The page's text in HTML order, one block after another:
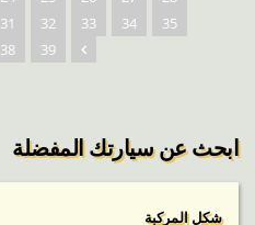
31 32 33 34
35
38 39
ابحث عن سيارتك المفضلة
شكل المركبة